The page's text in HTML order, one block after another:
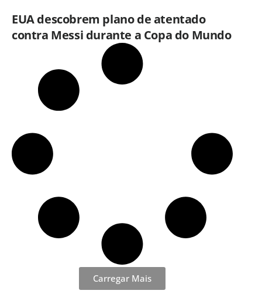
EUA descobrem plano de atentado
contra Messi durante a Copa do Mundo
Carregar Mais